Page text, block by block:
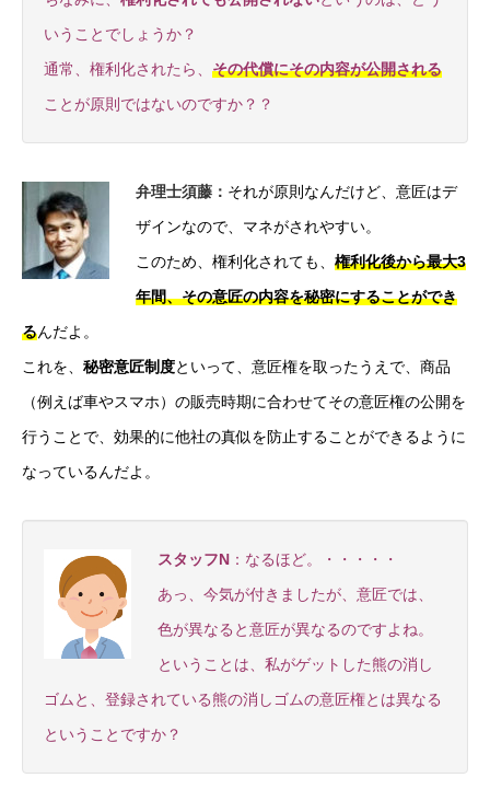
いうことでしょうか？
通常、権利化されたら、 その代償にその内容が公開される
ことが原則ではないのですか？？
弁理士須藤 ： それが原則なんだけど、意匠はデ
ザインなので、マネがされやすい。
このため、権利化されても、 権利化後から最大3
年間、その意匠の内容を秘密にすることができ
るんだよ。
これを、 秘密意匠制度といって、意匠権を取ったうえで、商品
（例えば車やスマホ）の販売時期に合わせてその意匠権の公開を
行うことで、効果的に他社の真似を防止することができるように
なっているんだよ。
スタッフN ：なるほど。・・・・・
あっ、今気が付きましたが、意匠では、
色が異なると意匠が異なるのですよね。
ということは、私がゲットした熊の消し
ゴムと、登録されている熊の消しゴムの意匠権とは異なる
ということですか？